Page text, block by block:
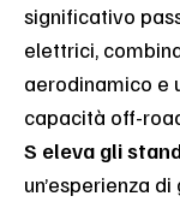
significativo
elettrici,
aerodinamico e
capacità off-
S eleva gli
un’esperienza